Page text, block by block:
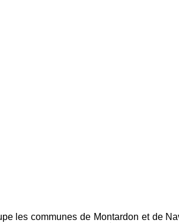
les communes de Montardon et de